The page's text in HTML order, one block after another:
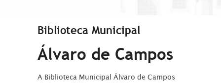
Biblioteca Municipal
Álvaro de Campos
A Biblioteca Municipal Álvaro de Campos